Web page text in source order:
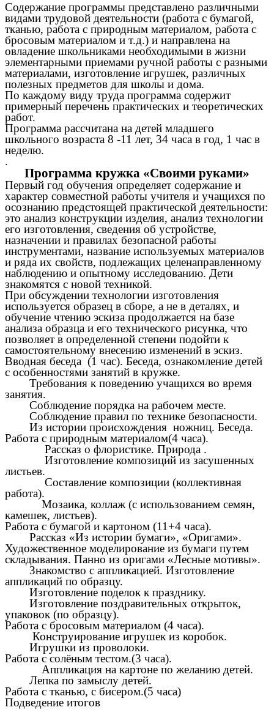
Содержание программы представлено различными
видами трудовой деятельности (работа с бумагой,
тканью, работа с природным материалом, работа с
бросовым материалом и т.д.) и направлена на
овладение школьниками необходимыми в жизни
элементарными приемами ручной работы с разными
материалами, изготовление игрушек, различных
полезных предметов для школы и дома.
По каждому виду труда программа содержит
примерный перечень практических и теоретических
работ.
Программа рассчитана на детей младшего
школьного возраста 8 -11 лет, 34 часа в год, 1 час в
неделю.
.
Программа кружка «Своими руками»
Первый год обучения определяет содержание и
характер совместной работы учителя и учащихся по
осознанию предстоящей практической деятельности:
это анализ конструкции изделия, анализ технологии
его изготовления, сведения об устройстве,
назначении и правилах безопасной работы
инструментами, название используемых материалов
и ряда их свойств, подлежащих целенаправленному
наблюдению и опытному исследованию. Дети
знакомятся с новой техникой.
При обсуждении технологии изготовления
используется образец в сборе, а не в деталях, и
обучение чтению эскиза продолжается на базе
анализа образца и его технического рисунка, что
позволяет в определенной степени подойти к
самостоятельному внесению изменений в эскиз.
Вводная беседа (1 час). Беседа, ознакомление детей
с особенностями занятий в кружке.
Требования к поведению учащихся во время
занятия.
Соблюдение порядка на рабочем месте.
Соблюдение правил по технике безопасности.
Из истории происхождения ножниц. Беседа.
Работа с природным материалом(4 часа).
Рассказ о флористике. Природа .
Изготовление композиций из засушенных
листьев.
Составление композиции (коллективная
работа).
Мозаика, коллаж (с использованием семян,
камешек, листьев).
Работа с бумагой и картоном (11+4 часа).
Рассказ «Из истории бумаги», «Оригами».
Художественное моделирование из бумаги путем
складывания. Панно из оригами «Лесные мотивы».
Знакомство с аппликацией. Изготовление
аппликаций по образцу.
Изготовление поделок к празднику.
Изготовление поздравительных открыток,
упаковок (по образцу).
Работа с бросовым материалом (4 часа).
Конструирование игрушек из коробок.
Игрушки из проволоки.
Работа с солёным тестом.(3 часа).
Аппликация на картоне по желанию детей.
Лепка по замыслу детей.
Работа с тканью, с бисером.(5 часа)
Подведение итогов